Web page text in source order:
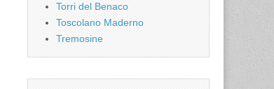
Torri del Benaco
Toscolano Maderno
Tremosine